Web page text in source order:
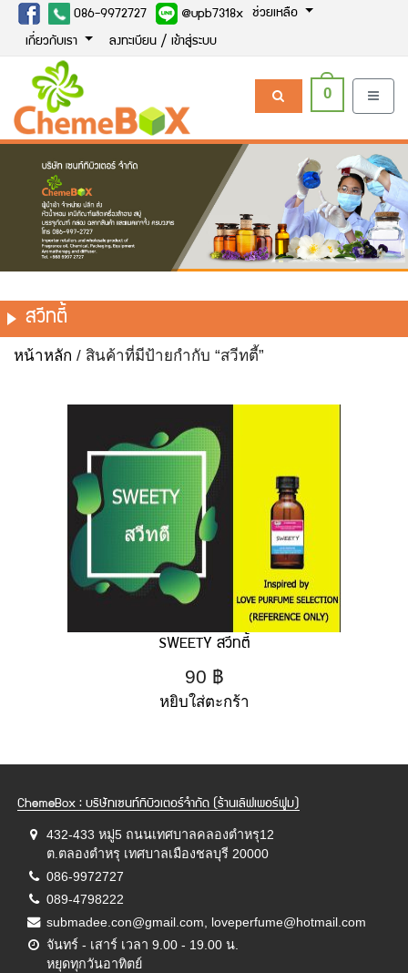
086-9972727 @upb7318x ช่วยเหลือ
เกี่ยวกับเรา ลงทะเบียน / เข้าสู่ระบบ
0
สวีทตี้
หน้าหลัก / สินค้าที่มีป้ายกำกับ “สวีทตี้”
SWEETY สวีทตี้
90 ฿
หยิบใส่ตะกร้า
ChemeBox : บริษัทเซนท์ทิบิวเตอร์จำกัด (ร้านเลิฟเพอร์ฟูม)
432-433 หมู่5 ถนนเทศบาลคลองตำหรุ12
ต.ตลองตำหรุ เทศบาลเมืองชลบุรี 20000
086-9972727
089-4798222
submadee.con@gmail.com, loveperfume@hotmail.com
จันทร์ - เสาร์ เวลา 9.00 - 19.00 น.
หยุดทุกวันอาทิตย์